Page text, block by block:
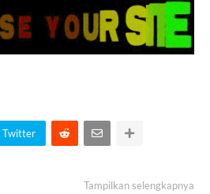
Twitter
Tampilkan selengkapnya